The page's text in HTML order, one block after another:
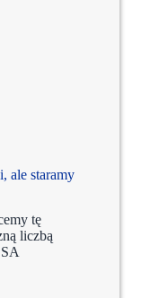
ale staramy
tę
liczbą